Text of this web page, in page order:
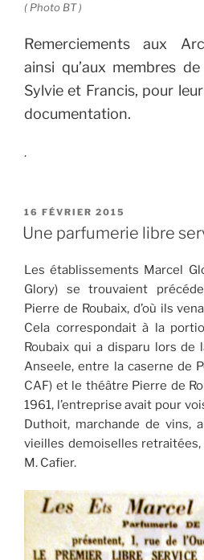
( Photo BT )
Remerciements aux
ainsi qu’aux membres
Sylvie et Francis, pour
documentation.
.
PUBLIÉ
LE
16 FÉVRIER 2015
Une parfumerie libre
Les établissements Marcel
Glory) se trouvaient
Pierre de Roubaix, d’où ils
Cela correspondait à la
Roubaix qui a disparu lors
Anseele, entre la caserne de
CAF) et le théâtre Pierre de
1961, l’entreprise avait pour
Duthoit, marchande de vins,
vieilles demoiselles retraitées,
M. Cafier.